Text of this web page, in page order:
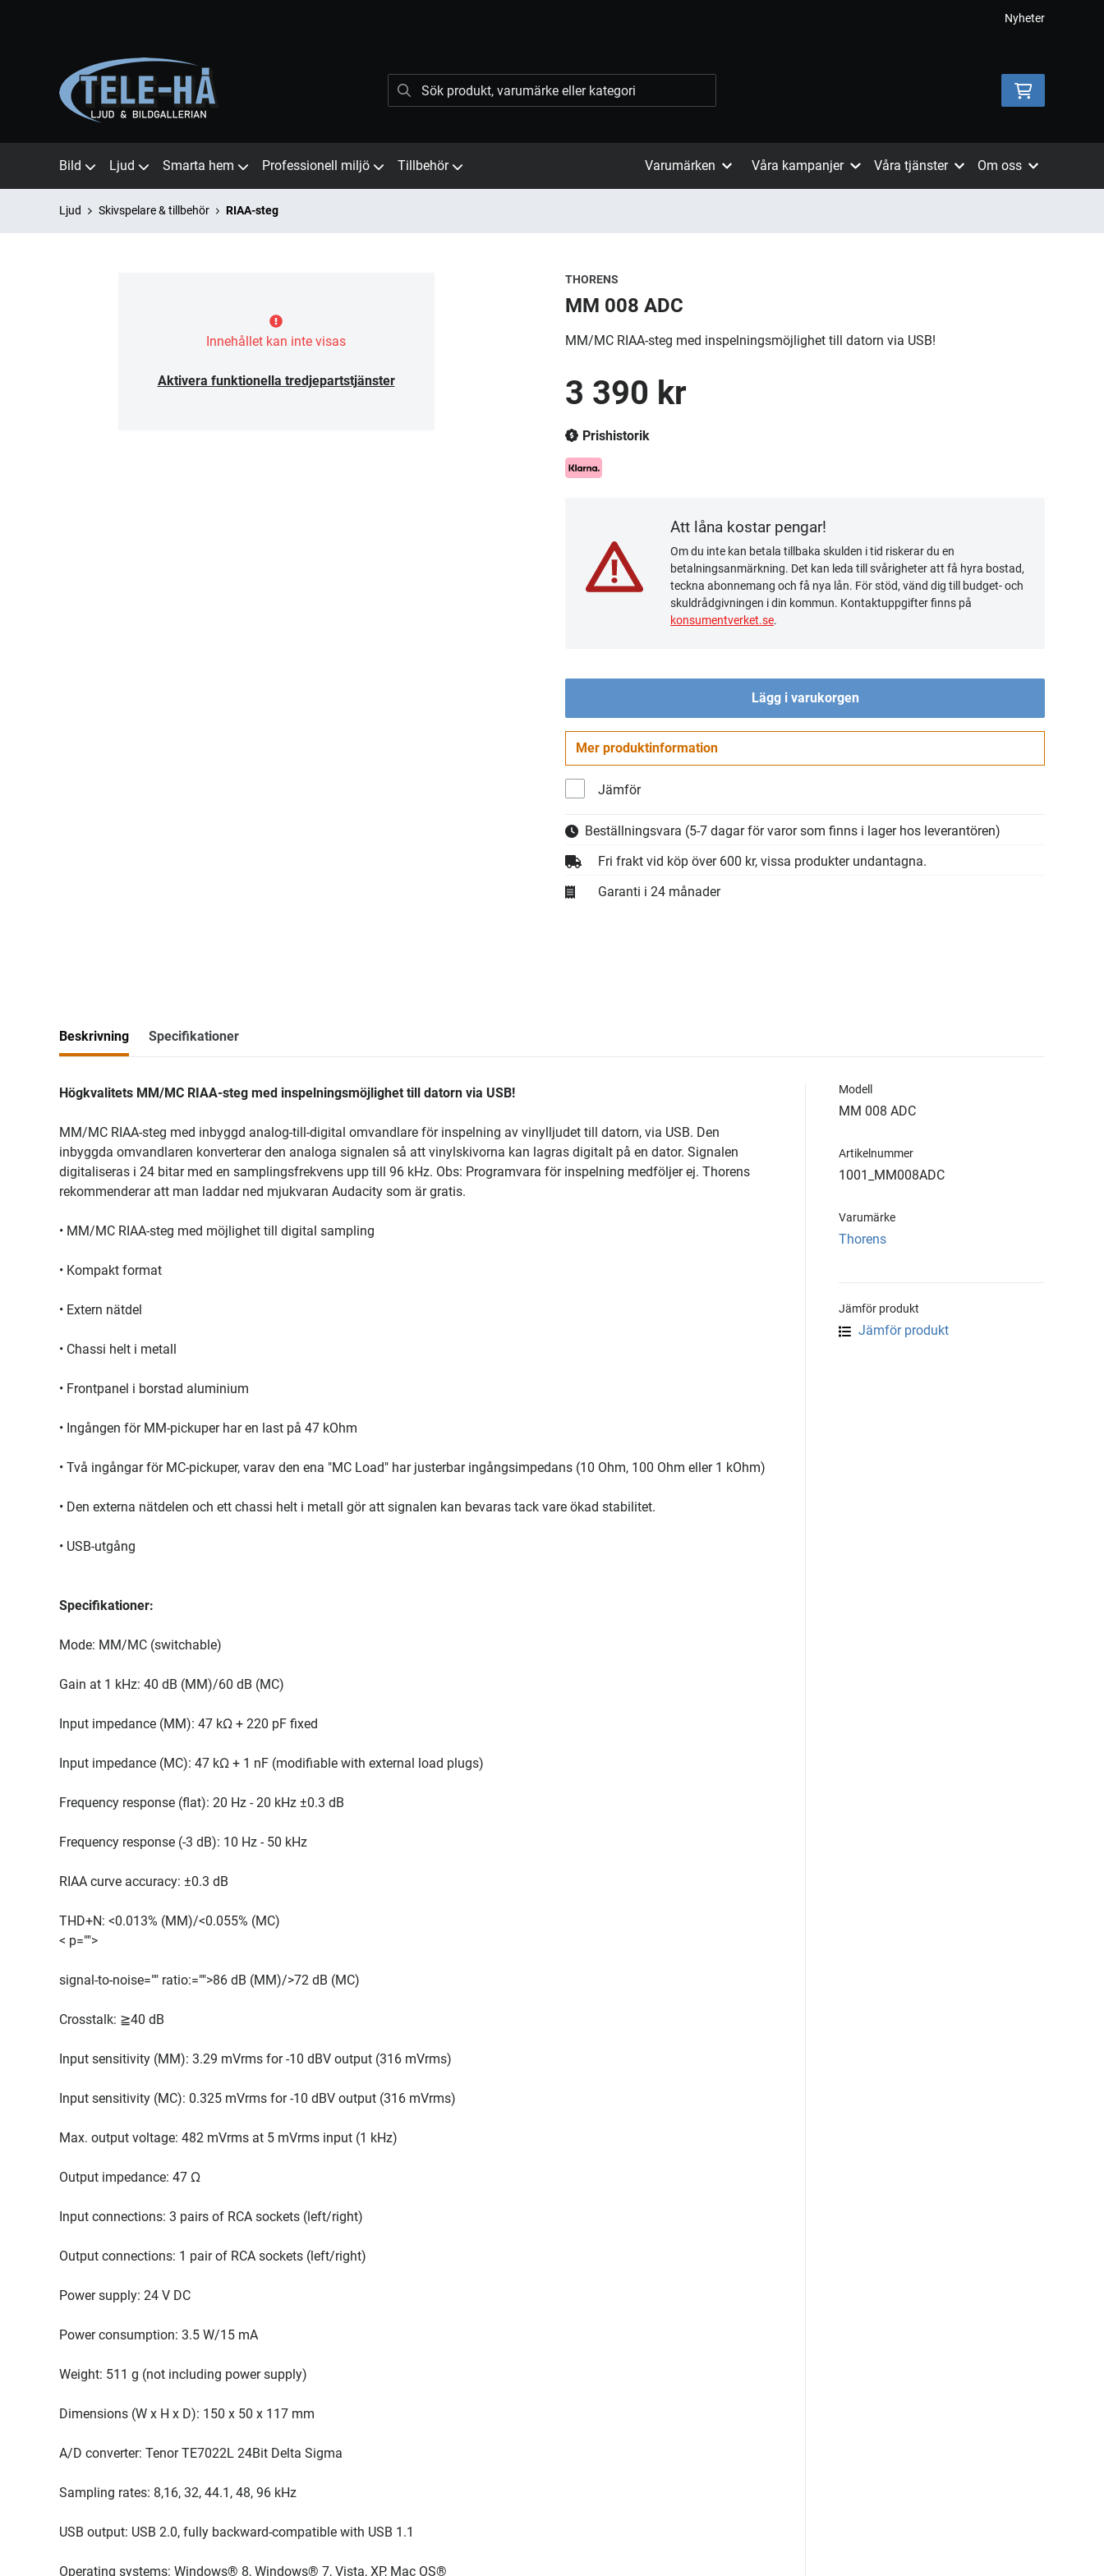
Nyheter
Bild Ljud Smarta hem Professionell miljö Tillbehör Varumärken Våra kampanjer Våra tjänster Om oss
Ljud Skivspelare & tillbehör RIAA-steg
Innehållet kan inte visas
Aktivera funktionella tredjepartstjänster
THORENS
MM 008 ADC
MM/MC RIAA-steg med inspelningsmöjlighet till datorn via USB!
3 390 kr
Prishistorik
Att låna kostar pengar!
Om du inte kan betala tillbaka skulden i tid riskerar du en
betalningsanmärkning. Det kan leda till svårigheter att få hyra bostad,
teckna abonnemang och få nya lån. För stöd, vänd dig till budget- och
skuldrådgivningen i din kommun. Kontaktuppgifter finns på
konsumentverket.se.
Lägg i varukorgen
Mer produktinformation
Jämför
Beställningsvara (5-7 dagar för varor som finns i lager hos leverantören)
Fri frakt vid köp över 600 kr, vissa produkter undantagna.
Garanti i 24 månader
Beskrivning Specifikationer
Högkvalitets MM/MC RIAA-steg med inspelningsmöjlighet till datorn via USB!
MM/MC RIAA-steg med inbyggd analog-till-digital omvandlare för inspelning av vinylljudet till datorn, via USB. Den
inbyggda omvandlaren konverterar den analoga signalen så att vinylskivorna kan lagras digitalt på en dator. Signalen
digitaliseras i 24 bitar med en samplingsfrekvens upp till 96 kHz. Obs: Programvara för inspelning medföljer ej. Thorens
rekommenderar att man laddar ned mjukvaran Audacity som är gratis.
• MM/MC RIAA-steg med möjlighet till digital sampling
• Kompakt format
• Extern nätdel
• Chassi helt i metall
• Frontpanel i borstad aluminium
• Ingången för MM-pickuper har en last på 47 kOhm
• Två ingångar för MC-pickuper, varav den ena "MC Load" har justerbar ingångsimpedans (10 Ohm, 100 Ohm eller 1 kOhm)
• Den externa nätdelen och ett chassi helt i metall gör att signalen kan bevaras tack vare ökad stabilitet.
• USB-utgång
Specifikationer:
Mode: MM/MC (switchable)
Gain at 1 kHz: 40 dB (MM)/60 dB (MC)
Input impedance (MM): 47 kΩ + 220 pF fixed
Input impedance (MC): 47 kΩ + 1 nF (modifiable with external load plugs)
Frequency response (flat): 20 Hz - 20 kHz ±0.3 dB
Frequency response (-3 dB): 10 Hz - 50 kHz
RIAA curve accuracy: ±0.3 dB
THD+N: <0.013% (MM)/<0.055% (MC)
< p="">
signal-to-noise="" ratio:="">86 dB (MM)/>72 dB (MC)
Crosstalk: ≧40 dB
Input sensitivity (MM): 3.29 mVrms for -10 dBV output (316 mVrms)
Input sensitivity (MC): 0.325 mVrms for -10 dBV output (316 mVrms)
Max. output voltage: 482 mVrms at 5 mVrms input (1 kHz)
Output impedance: 47 Ω
Input connections: 3 pairs of RCA sockets (left/right)
Output connections: 1 pair of RCA sockets (left/right)
Power supply: 24 V DC
Power consumption: 3.5 W/15 mA
Weight: 511 g (not including power supply)
Dimensions (W x H x D): 150 x 50 x 117 mm
A/D converter: Tenor TE7022L 24Bit Delta Sigma
Sampling rates: 8,16, 32, 44.1, 48, 96 kHz
USB output: USB 2.0, fully backward-compatible with USB 1.1
Operating systems: Windows® 8, Windows® 7, Vista, XP, Mac OS®
Modell
MM 008 ADC
Artikelnummer
1001_MM008ADC
Varumärke
Thorens
Jämför produkt
Jämför produkt